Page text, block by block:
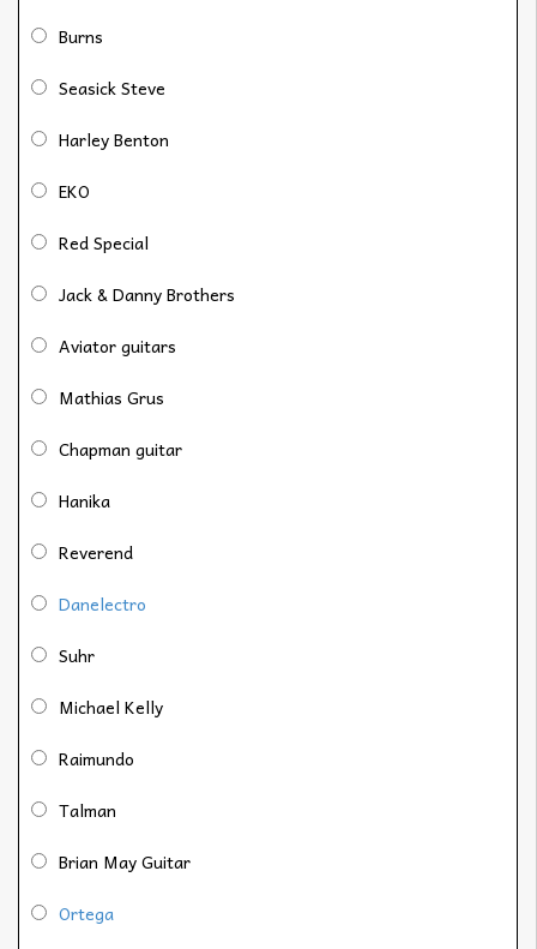
Burns
Seasick Steve
Harley Benton
EKO
Red Special
Jack & Danny Brothers
Aviator guitars
Mathias Grus
Chapman guitar
Hanika
Reverend
Danelectro
Suhr
Michael Kelly
Raimundo
Talman
Brian May Guitar
Ortega